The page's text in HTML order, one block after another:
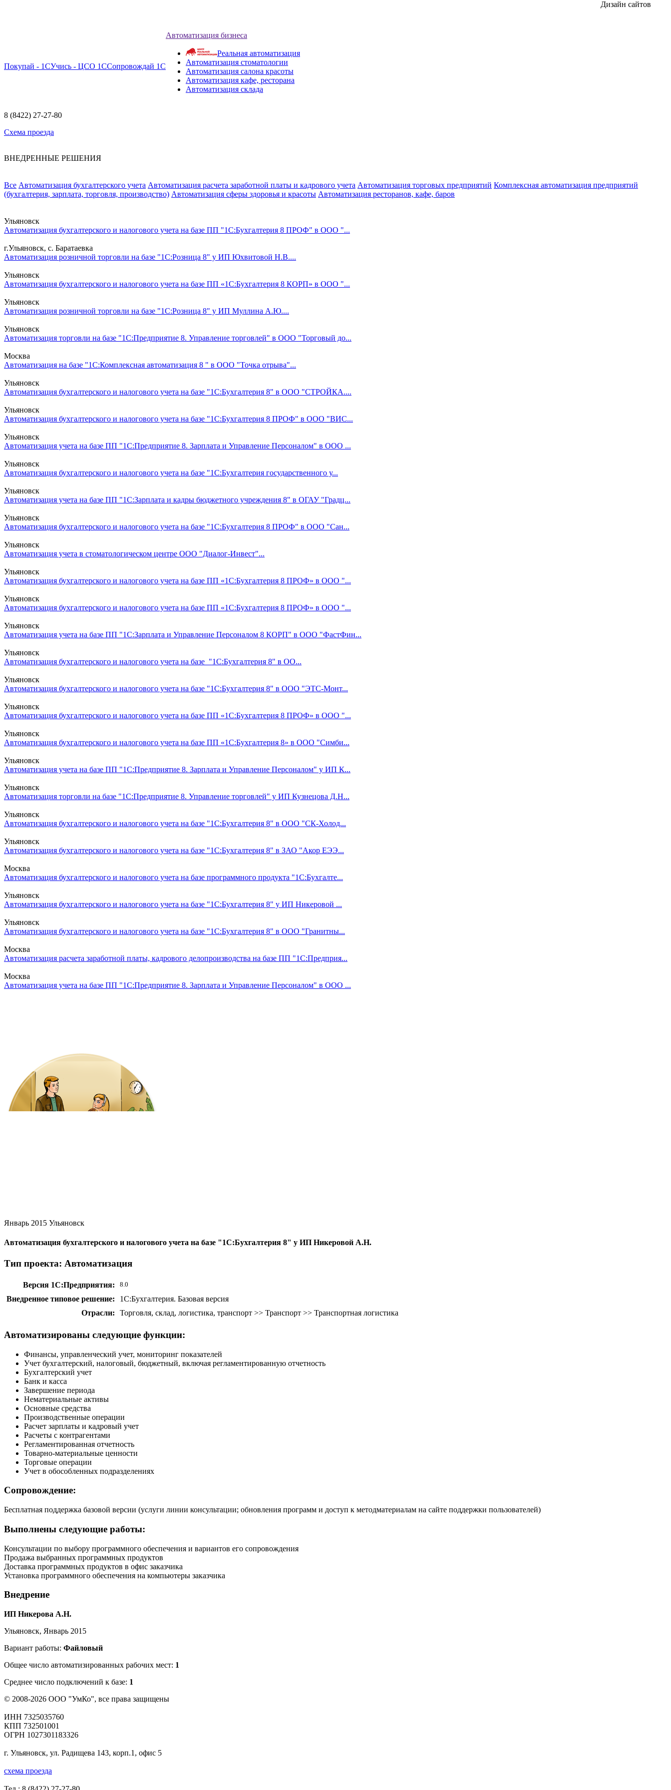
Покупай - 1СУчись - ЦСО 1ССопровождай 1С
Автоматизация бизнеса
Реальная автоматизация
Автоматизация стоматологии
Автоматизация салона красоты
Автоматизация кафе, ресторана
Автоматизация склада
8 (8422) 27-27-80
Схема проезда
ВНЕДРЕННЫЕ РЕШЕНИЯ
Все Автоматизация бухгалтерского учета Автоматизация расчета заработной платы и кадрового учета Автоматизация торговых предприятий Комплексная автоматизация предприятий
(бухгалтерия, зарплата, торговля, производство) Автоматизация сферы здоровья и красоты Автоматизация ресторанов, кафе, баров
Ульяновск
Автоматизация бухгалтерского и налогового учета на базе ПП "1С:Бухгалтерия 8 ПРОФ" в ООО "...
г.Ульяновск, с. Баратаевка
Автоматизация розничной торговли на базе "1С:Розница 8" у ИП Юхвитовой Н.В....
Ульяновск
Автоматизация бухгалтерского и налогового учета на базе ПП «1С:Бухгалтерия 8 КОРП» в ООО "...
Ульяновск
Автоматизация розничной торговли на базе "1С:Розница 8" у ИП Муллина А.Ю....
Ульяновск
Автоматизация торговли на базе "1С:Предприятие 8. Управление торговлей" в ООО "Торговый до...
Москва
Автоматизация на базе "1С:Комплексная автоматизация 8 " в ООО "Точка отрыва"...
Ульяновск
Автоматизация бухгалтерского и налогового учета на базе "1С:Бухгалтерия 8" в ООО "СТРОЙКА....
Ульяновск
Автоматизация бухгалтерского и налогового учета на базе "1С:Бухгалтерия 8 ПРОФ" в ООО "ВИС...
Ульяновск
Автоматизация учета на базе ПП "1С:Предприятие 8. Зарплата и Управление Персоналом" в ООО ...
Ульяновск
Автоматизация бухгалтерского и налогового учета на базе "1С:Бухгалтерия государственного у...
Ульяновск
Автоматизация учета на базе ПП "1С:Зарплата и кадры бюджетного учреждения 8" в ОГАУ "Градц...
Ульяновск
Автоматизация бухгалтерского и налогового учета на базе "1С:Бухгалтерия 8 ПРОФ" в ООО "Сан...
Ульяновск
Автоматизация учета в стоматологическом центре ООО "Диалог-Инвест"...
Ульяновск
Автоматизация бухгалтерского и налогового учета на базе ПП «1С:Бухгалтерия 8 ПРОФ» в ООО "...
Ульяновск
Автоматизация бухгалтерского и налогового учета на базе ПП «1С:Бухгалтерия 8 ПРОФ» в ООО "...
Ульяновск
Автоматизация учета на базе ПП "1С:Зарплата и Управление Персоналом 8 КОРП" в ООО "ФастФин...
Ульяновск
Автоматизация бухгалтерского и налогового учета на базе "1С:Бухгалтерия 8" в ОО...
Ульяновск
Автоматизация бухгалтерского и налогового учета на базе "1С:Бухгалтерия 8" в ООО "ЭТС-Монт...
Ульяновск
Автоматизация бухгалтерского и налогового учета на базе ПП «1С:Бухгалтерия 8 ПРОФ» в ООО "...
Ульяновск
Автоматизация бухгалтерского и налогового учета на базе ПП «1С:Бухгалтерия 8» в ООО "Симби...
Ульяновск
Автоматизация учета на базе ПП "1С:Предприятие 8. Зарплата и Управление Персоналом" у ИП К...
Ульяновск
Автоматизация торговли на базе "1С:Предприятие 8. Управление торговлей" у ИП Кузнецова Д.Н...
Ульяновск
Автоматизация бухгалтерского и налогового учета на базе "1С:Бухгалтерия 8" в ООО "СК-Холод...
Ульяновск
Автоматизация бухгалтерского и налогового учета на базе "1С:Бухгалтерия 8" в ЗАО "Акор ЕЭЭ...
Москва
Автоматизация бухгалтерского и налогового учета на базе программного продукта "1С:Бухгалте...
Ульяновск
Автоматизация бухгалтерского и налогового учета на базе "1С:Бухгалтерия 8" у ИП Никеровой ...
Ульяновск
Автоматизация бухгалтерского и налогового учета на базе "1С:Бухгалтерия 8" в ООО "Гранитны...
Москва
Автоматизация расчета заработной платы, кадрового делопроизводства на базе ПП "1С:Предприя...
Москва
Автоматизация учета на базе ПП "1С:Предприятие 8. Зарплата и Управление Персоналом" в ООО ...
Январь 2015 Ульяновск
Автоматизация бухгалтерского и налогового учета на базе "1С:Бухгалтерия 8" у ИП Никеровой А.Н.
Тип проекта: Автоматизация
Версия 1С:Предприятия: 8.0
Внедренное типовое решение:
1С:Бухгалтерия. Базовая версия
Отрасли:
Торговля, склад, логистика, транспорт >> Транспорт >> Транспортная логистика
Автоматизированы следующие функции:
Финансы, управленческий учет, мониторинг показателей
Учет бухгалтерский, налоговый, бюджетный, включая регламентированную отчетность
Бухгалтерский учет
Банк и касса
Завершение периода
Нематериальные активы
Основные средства
Производственные операции
Расчет зарплаты и кадровый учет
Расчеты с контрагентами
Регламентированная отчетность
Товарно-материальные ценности
Торговые операции
Учет в обособленных подразделениях
Сопровождение:
Бесплатная поддержка базовой версии (услуги линии консультации; обновления программ и доступ к методматериалам на сайте поддержки пользователей)
Выполнены следующие работы:
Консультации по выбору программного обеспечения и вариантов его сопровождения
Продажа выбранных программных продуктов
Доставка программных продуктов в офис заказчика
Установка программного обеспечения на компьютеры заказчика
Внедрение
ИП Никерова А.Н.
Ульяновск, Январь 2015
Вариант работы: Файловый
Общее число автоматизированных рабочих мест: 1
Среднее число подключений к базе: 1
© 2008-2026 ООО "УмКо", все права защищены
ИНН 7325035760
КПП 732501001
ОГРН 1027301183326
г. Ульяновск, ул. Радищева 143, корп.1, офис 5
схема проезда
Дизайн сайтов